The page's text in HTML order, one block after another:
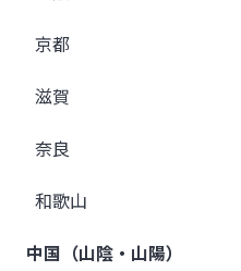
京都
滋賀
奈良
和歌山
中国（山陰・山陽）